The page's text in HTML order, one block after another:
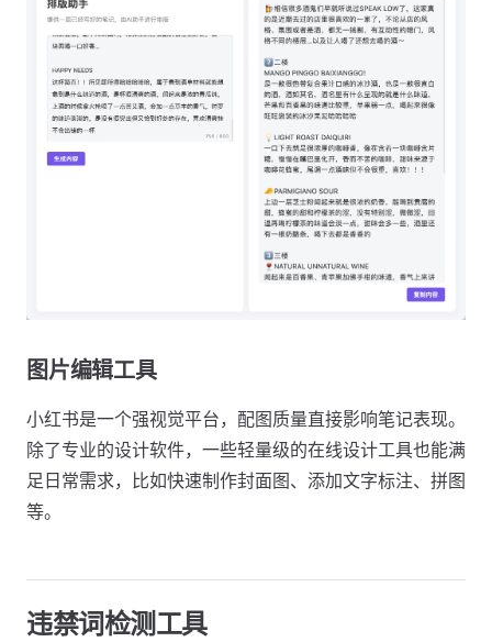
图片编辑工具
小红书是一个强视觉平台，配图质量直接影响笔记表现。
除了专业的设计软件，一些轻量级的在线设计工具也能满
足日常需求，比如快速制作封面图、添加文字标注、拼图
等。
违禁词检测工具